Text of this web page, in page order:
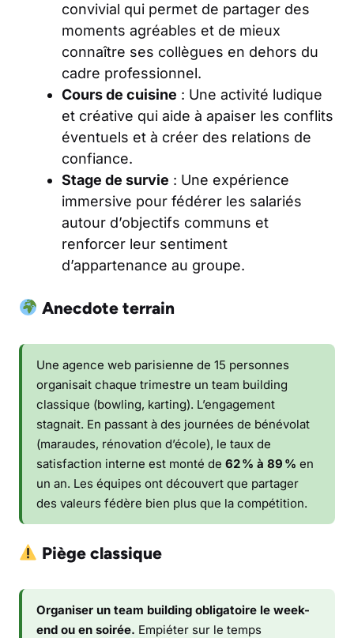
convivial qui permet de partager des
moments agréables et de mieux
connaître ses collègues en dehors du
cadre professionnel.
Cours de cuisine : Une activité ludique
et créative qui aide à apaiser les conflits
éventuels et à créer des relations de
confiance.
Stage de survie : Une expérience
immersive pour fédérer les salariés
autour d’objectifs communs et
renforcer leur sentiment
d’appartenance au groupe.
Anecdote terrain
Une agence web parisienne de 15 personnes
organisait chaque trimestre un team building
classique (bowling, karting). L’engagement
stagnait. En passant à des journées de bénévolat
(maraudes, rénovation d’école), le taux de
satisfaction interne est monté de 62 % à 89 % en
un an. Les équipes ont découvert que partager
des valeurs fédère bien plus que la compétition.
Piège classique
Organiser un team building obligatoire le week-
end ou en soirée. Empiéter sur le temps